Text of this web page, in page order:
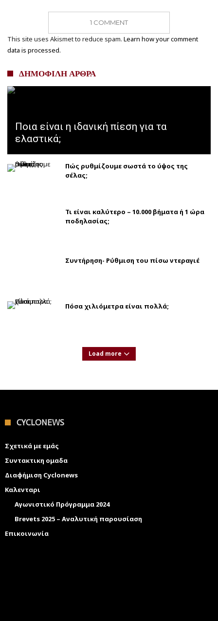
1 COMMENT
This site uses Akismet to reduce spam. Learn how your comment
data is processed.
ΔΗΜΟΦΙΛΗ ΑΡΘΡΑ
Ποια είναι η ιδανική πίεση για τα
ελαστικά;
Πώς ρυθμίζουμε σωστά το ύψος της
σέλας;
Τι είναι καλύτερο – 10.000 βήματα ή 1 ώρα
ποδηλασίας;
Συντήρηση- Ρύθμιση του πίσω ντεραγιέ
Πόσα χιλιόμετρα είναι πολλά;
Load more
CYCLONEWS
Σχετικά με εμάς
Συντακτικη ομαδα
Διαφήμιση Cyclonews
Καλενταρι
Αγωνιστικό Πρόγραμμα 2024
Brevets 2025 – Αναλυτική παρουσίαση
Επικοινωνία